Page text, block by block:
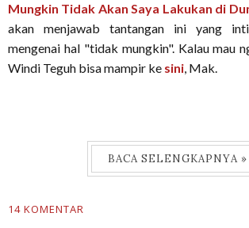
Mungkin Tidak Akan Saya Lakukan di
akan menjawab tantangan ini yang
mengenai hal "tidak mungkin". Kalau mau
Windi Teguh bisa mampir ke sini, Mak.
BACA SELENGKAPNYA »
14 KOMENTAR